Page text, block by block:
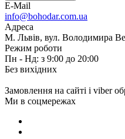
E-Mail
info@bohodar.com.ua
Адреса
М. Львів, вул. Володимира
Режим роботи
Пн - Нд: з 9:00 до 20:00
Без вихідних
Замовлення на сайті і viber
Ми в соцмережах